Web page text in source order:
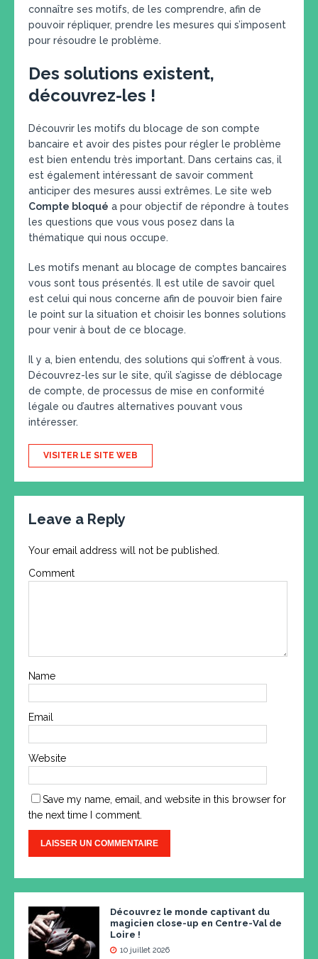
connaître ses motifs, de les comprendre, afin de
pouvoir répliquer, prendre les mesures qui s’imposent
pour résoudre le problème.
Des solutions existent,
découvrez-les !
Découvrir les motifs du blocage de son compte
bancaire et avoir des pistes pour régler le problème
est bien entendu très important. Dans certains cas, il
est également intéressant de savoir comment
anticiper des mesures aussi extrêmes. Le site web
Compte bloqué a pour objectif de répondre à toutes
les questions que vous vous posez dans la
thématique qui nous occupe.
Les motifs menant au blocage de comptes bancaires
vous sont tous présentés. Il est utile de savoir quel
est celui qui nous concerne afin de pouvoir bien faire
le point sur la situation et choisir les bonnes solutions
pour venir à bout de ce blocage.
Il y a, bien entendu, des solutions qui s’offrent à vous.
Découvrez-les sur le site, qu’il s’agisse de déblocage
de compte, de processus de mise en conformité
légale ou d’autres alternatives pouvant vous
intéresser.
VISITER LE SITE WEB
Leave a Reply
Your email address will not be published.
Comment
Name
Email
Website
Save my name, email, and website in this browser for
the next time I comment.
Découvrez le monde captivant du
magicien close-up en Centre-Val de
Loire !
10 juillet 2026